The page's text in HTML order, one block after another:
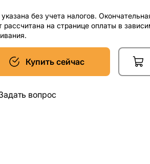
без учета налогов.
рассчитана на странице оплаты в
Купить сейчас
вопрос